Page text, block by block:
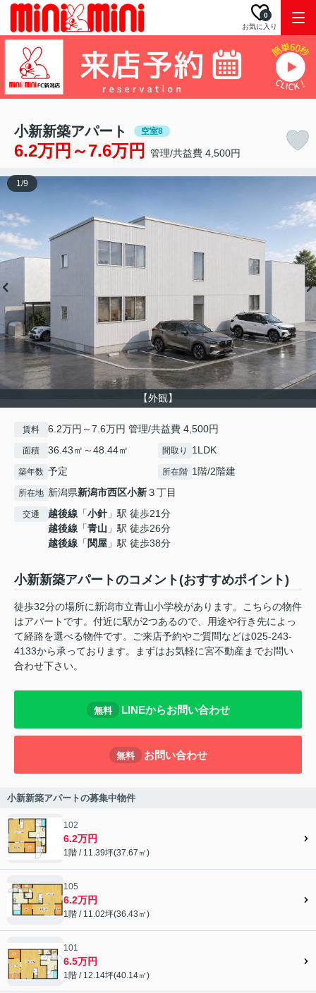
お気に入り
0
小新新築アパート 空室8
6.2万円～7.6万円 管理/共益費 4,500円
【外観】
1 /9
賃料 6.2万円～7.6万円 管理/共益費 4,500円
面積 36.43㎡～48.44㎡ 間取り 1LDK
築年数 予定 所在階 1階/2階建
所在地 新潟県新潟市西区小新３丁目
交通 越後線 「小針」駅 徒歩21分
越後線 「青山 」駅 徒歩26分
越後線 「 関屋 」駅 徒歩38分
小新新築アパートのコメント(おすすめポイント)
徒歩32分の場所に新潟市立青山小学校があります。こちらの物件
はアパートです。付近に駅が2つあるので、用途や行き先によっ
て経路を選べる物件です。ご来店予約やご質問などは025-243-
4133から承っております。まずはお気軽に宮不動産までお問い
合わせ下さい。
無料 LINEからお問い合わせ
無料 お問い合わせ
小新新築アパートの募集中物件
102
6.2万円
1階 / 11.39坪(37.67㎡)
105
6.2万円
1階 / 11.02坪(36.43㎡)
101
6.5万円
1階 / 12.14坪(40.14㎡)